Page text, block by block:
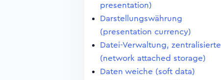
presentation)
Darstellungswährung
(presentation currency)
Datei-Verwaltung, zentralisierte
(network attached storage)
Daten weiche (soft data)